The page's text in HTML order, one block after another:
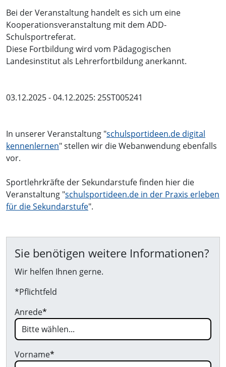
Bei der Veranstaltung handelt es sich um eine
Kooperationsveranstaltung mit dem ADD-
Schulsportreferat.
Diese Fortbildung wird vom Pädagogischen
Landesinstitut als Lehrerfortbildung anerkannt.
03.12.2025 - 04.12.2025: 25ST005241
In unserer Veranstaltung "schulsportideen.de digital
kennenlernen" stellen wir die Webanwendung ebenfalls
vor.
Sportlehrkräfte der Sekundarstufe finden hier die
Veranstaltung "schulsportideen.de in der Praxis erleben
für die Sekundarstufe".
Sie benötigen weitere Informationen?
Wir helfen Ihnen gerne.
*Pflichtfeld
Anrede*
Vorname*